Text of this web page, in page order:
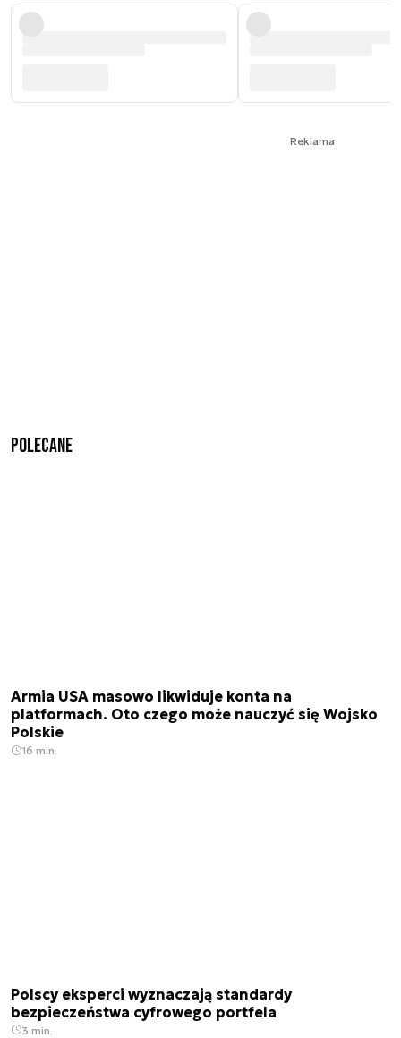
Reklama
Polecane
Armia USA masowo likwiduje konta na
platformach. Oto czego może nauczyć się Wojsko
Polskie
16 min.
Polscy eksperci wyznaczają standardy
bezpieczeństwa cyfrowego portfela
3 min.